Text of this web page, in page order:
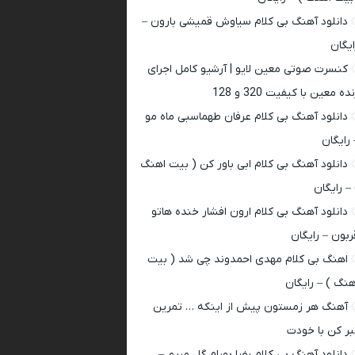
دانلود آهنگ بی کلام سیاوش قمیشی بارون –
کنسرت صوتی معین لایو | آرشیو کامل اجرای
معین با کیفیت 320 و 128
دانلود آهنگ بی کلام عرفان طهماسبی ماه مو
رایگان
دانلود آهنگ بی کلام ابی باور کن ( بیت اهنگ
– رایگان
دانلود آهنگ بی کلام ارون افشار خنده هاتو
– رایگان
اهنگ بی کلام مهدی احمدوند چی شد ( بیت
) – رایگان
آهنگ هر زمستون پیش از اینکه … تمرین
کن با خودت